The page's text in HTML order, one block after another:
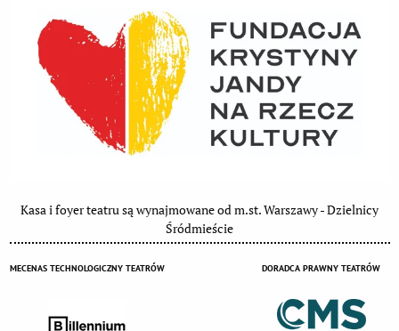
Kasa i foyer teatru są wynajmowane od m.st. Warszawy - Dzielnicy
Śródmieście
MECENAS TECHNOLOGICZNY TEATRÓW DORADCA PRAWNY TEATRÓW